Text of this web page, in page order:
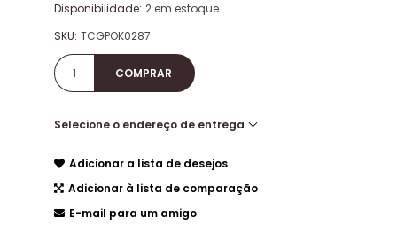
Disponibilidade: 2 em estoque
SKU: TCGPOK0287
Selecione o endereço de entrega
Adicionar a lista de desejos
Adicionar à lista de comparação
E-mail para um amigo